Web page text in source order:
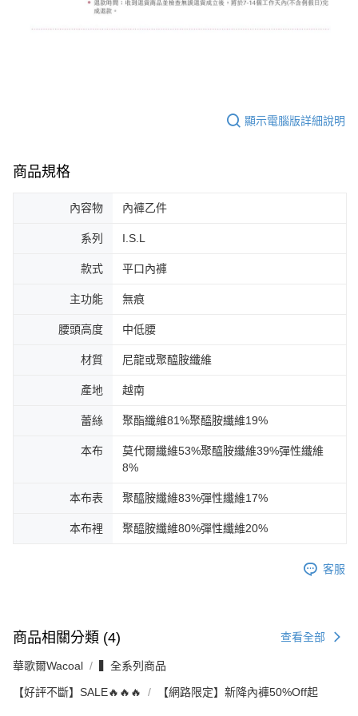
顯示電腦版詳細說明
商品規格
內容物 內褲乙件
系列 I.S.L
款式 平口內褲
主功能 無痕
腰頭高度 中低腰
材質 尼龍或聚醯胺纖維
產地 越南
蕾絲 聚酯纖維81%聚醯胺纖維19%
本布
莫代爾纖維53%聚醯胺纖維39%彈性纖維
8%
本布表 聚醯胺纖維83%彈性纖維17%
本布裡 聚醯胺纖維80%彈性纖維20%
客服
商品相關分類 (4) 查看全部
華歌爾Wacoal ▍全系列商品
【好評不斷】SALE🔥🔥🔥 【網路限定】新降內褲50%Off起